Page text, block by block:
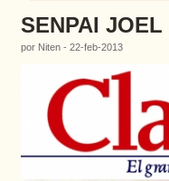
SENPAI
por Niten - 22-feb-2013